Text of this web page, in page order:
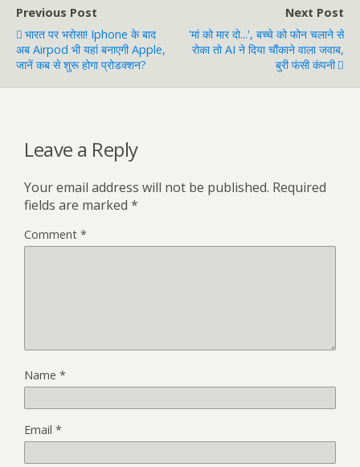
Previous Post
भारत पर भरोसा! Iphone के बाद
अब Airpod भी यहां बनाएगी Apple,
जानें कब से शुरू होगा प्रोडक्शन?
Next Post
'मां को मार दो...', बच्चे को फोन चलाने से
रोका तो AI ने दिया चौंकाने वाला जवाब,
बुरी फंसी कंपनी
Leave a Reply
Your email address will not be published. Required
fields are marked *
Comment *
Name *
Email *